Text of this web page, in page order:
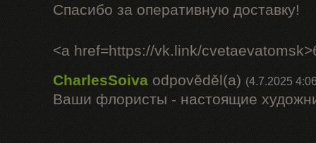
Спасибо за оперативную доставку!
<a href=https://vk.link/
CharlesSoiva odpověděl(a) (4.7.2025
Ваши флористы - настоящие